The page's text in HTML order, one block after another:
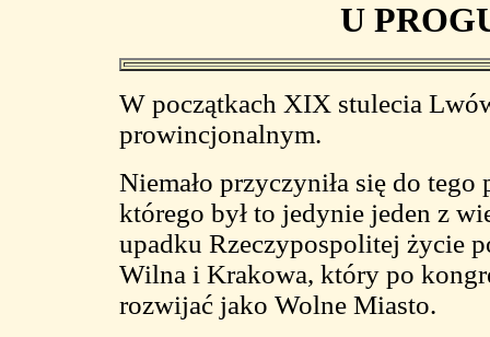
U
W początkach XIX stulecia
prowincjonalnym.
Niemało przyczyniła się do
którego był to jedynie jeden z
upadku Rzeczypospolitej życie
Wilna i Krakowa, który po
rozwijać jako Wolne Miasto.